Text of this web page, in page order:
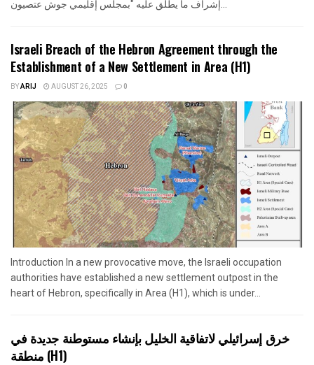
Israeli Breach of the Hebron Agreement through the
Establishment of a New Settlement in Area (H1)
BYARIJ AUGUST 26, 2025 0
Introduction In a new provocative move, the Israeli occupation
authorities have established a new settlement outpost in the
heart of Hebron, specifically in Area (H1), which is under...
خرق إسرائيلي لاتفاقية الخليل بإنشاء مستوطنة جديدة في
منطقة (H1)